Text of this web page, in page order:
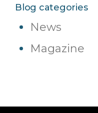
Blog categories
News
Magazine